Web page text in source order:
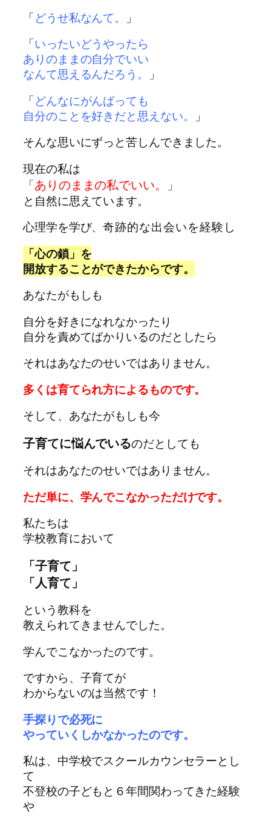
「どうせ私なんて。
」
「いったいどうやったら
ありのままの自分でいい
なんて思えるんだろう。
」
「どんなにがんばっても
自分のことを好きだと思えない。
」
そんな思いにずっと苦しんできました。
現在の私は
「ありのままの私でいい。
」
と自然に思えています。
心理学を学び、奇跡的な出会いを経験し
「心の鎖」を
開放することができたからです。
あなたがもしも
自分を好きになれなかったり
自分を責めてばかりいるのだとしたら
それはあなたのせいではありません。
多くは育てられ方によるものです。
そして、あなたがもしも今
子育てに悩んでいるのだとしても
それはあなたのせいではありません。
ただ単に、学んでこなかっただけです。
私たちは
学校教育において
「子育て」
「人育て」
という教科を
教えられてきませんでした。
学んでこなかったのです。
ですから、 子育てが
わからないのは当然です！
手探りで必死に
やっていくしかなかったのです。
私は、中学校でスクールカウンセラーとし
て
不登校の子どもと６年間関わってきた経験
や